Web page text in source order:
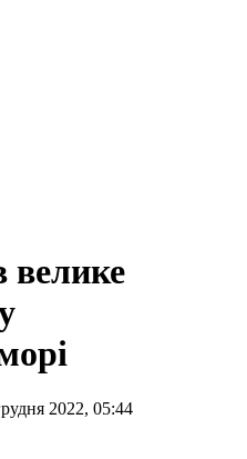
велике
2022, 05:44